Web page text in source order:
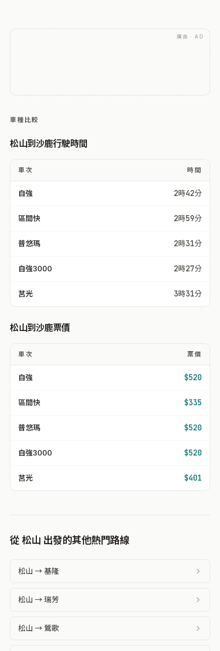
廣告 · AD
車種比較
松山到沙鹿行駛時間
車次 時間
自強 2時42分
區間快 2時59分
普悠瑪 2時31分
自強3000 2時27分
莒光 3時31分
松山到沙鹿票價
車次 票價
自強 $520
區間快 $335
普悠瑪 $520
自強3000 $520
莒光 $401
從 松山 出發的其他熱門路線
松山 → 基隆
松山 → 瑞芳
松山 → 鶯歌